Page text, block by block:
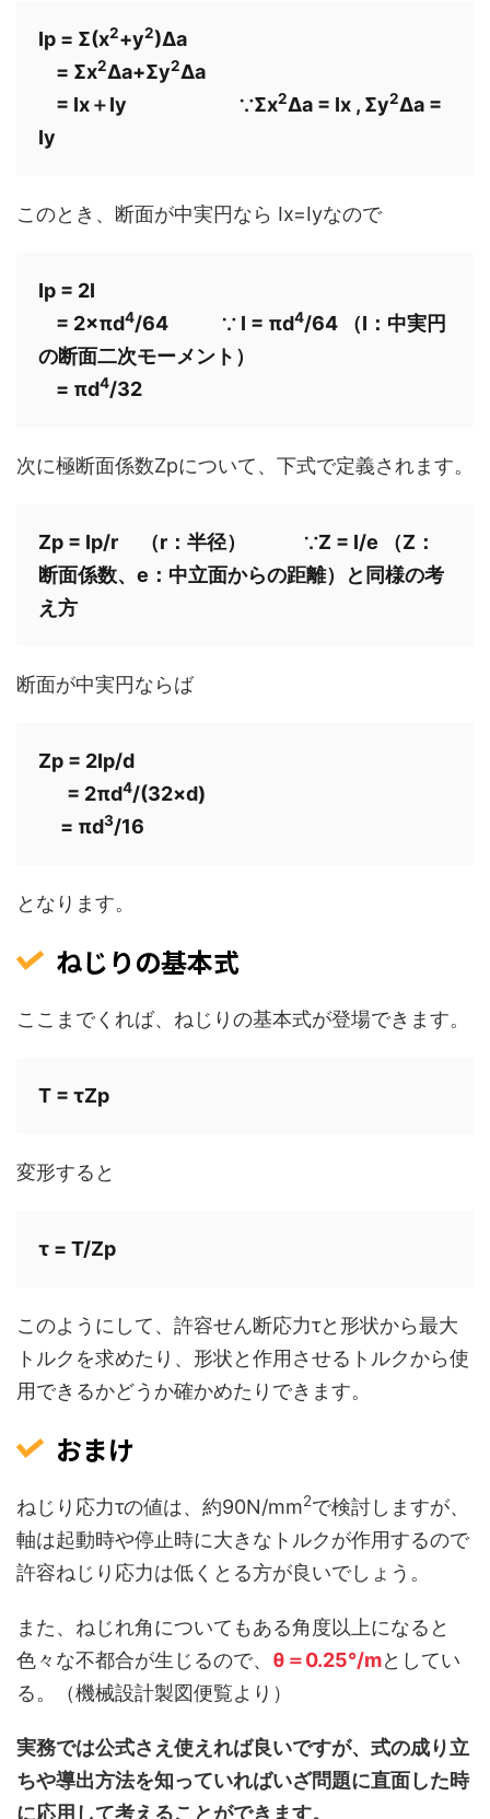
Ip = Σ(x2+y2)Δa
    =
Σx2Δa+Σy2Δa
    = Ix＋Iy
∵Σx2Δa = Ix , Σy2Δa =
Iy
このとき、断面が中実円なら Ix=Iyなので
Ip = 2I
    = 2×πd
4/64            ∵ I = πd4/64 （I：中実円
の断面二次モーメント）
    = πd
4/32
次に極断面係数Zpについて、下式で定義されます。
Zp = Ip/r     （r：半径）             ∵Z = I/e （Z：
断面係数、e：中立面からの距離）と同様の考
え方
断面が中実円ならば
Zp = 2Ip/d
= 2πd4/(32×d)
     = πd
3/16
となります。
ねじりの基本式
ここまでくれば、ねじりの基本式が登場できます。
T = τZp
変形すると
τ = T/Zp
このようにして、許容せん断応力τと形状から最大
トルクを求めたり、形状と作用させるトルクから使
用できるかどうか確かめたりできます。
おまけ
ねじり応力τの値は、約90N/mm2で検討しますが、
軸は起動時や停止時に大きなトルクが作用するので
許容ねじり応力は低くとる方が良いでしょう。
また、ねじれ角についてもある角度以上になると
色々な不都合が生じるので、 θ＝0.25°/mとしてい
る。（機械設計製図便覧より）
実務では公式さえ使えれば良いですが、式の成り立
ちや導出方法を知っていればいざ問題に直面した時
に応用して考えることができます。